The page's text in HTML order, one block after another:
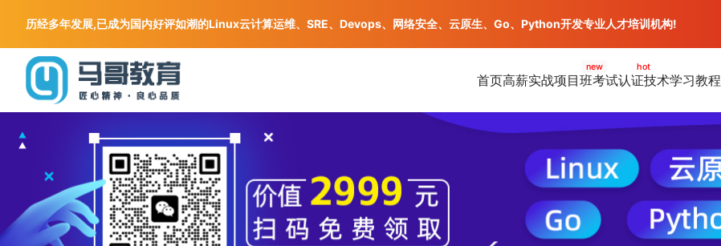
首页高薪实战项目班
new
考试认证
hot
技术学习教程
历经多年发展,已成为国内好评如潮的Linux云计算运维、SRE、Devops、网络安全、云原生、Go、Python开发专业人才培训机构!